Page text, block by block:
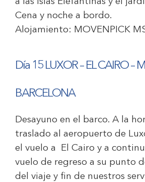
Cena y noche a bordo.
Alojamiento: MOVENPICK
Día 15 LUXOR – EL CAIRO –
BARCELONA
Desayuno en el barco. A la
traslado al aeropuerto de
el vuelo a El Cairo y a
vuelo de regreso a su punto
del viaje y fin de nuestros